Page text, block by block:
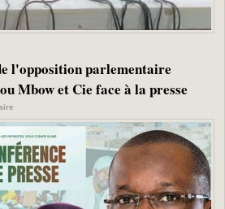
l'opposition parlementaire
Mbow et Cie face à la presse